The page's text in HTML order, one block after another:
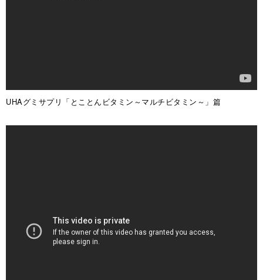
UHAグミサプリ「とことんビタミン～マルチビタミン～」篇